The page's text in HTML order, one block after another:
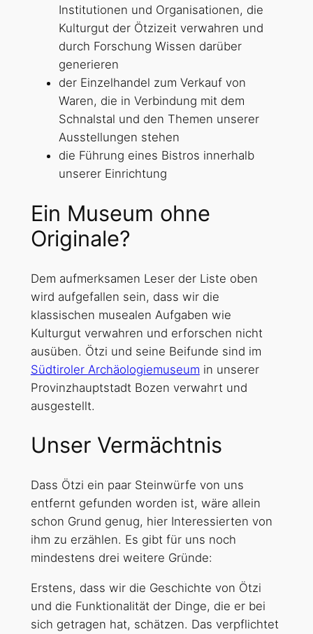
Institutionen und Organisationen, die
Kulturgut der Ötzizeit verwahren und
durch Forschung Wissen darüber
generieren
der Einzelhandel zum Verkauf von
Waren, die in Verbindung mit dem
Schnalstal und den Themen unserer
Ausstellungen stehen
die Führung eines Bistros innerhalb
unserer Einrichtung
Ein Museum ohne
Originale?
Dem aufmerksamen Leser der Liste oben
wird aufgefallen sein, dass wir die
klassischen musealen Aufgaben wie
Kulturgut verwahren und erforschen nicht
ausüben. Ötzi und seine Beifunde sind im
Südtiroler Archäologiemuseum in unserer
Provinzhauptstadt Bozen verwahrt und
ausgestellt.
Unser Vermächtnis
Dass Ötzi ein paar Steinwürfe von uns
entfernt gefunden worden ist, wäre allein
schon Grund genug, hier Interessierten von
ihm zu erzählen. Es gibt für uns noch
mindestens drei weitere Gründe:
Erstens, dass wir die Geschichte von Ötzi
und die Funktionalität der Dinge, die er bei
sich getragen hat, schätzen. Das verpflichtet